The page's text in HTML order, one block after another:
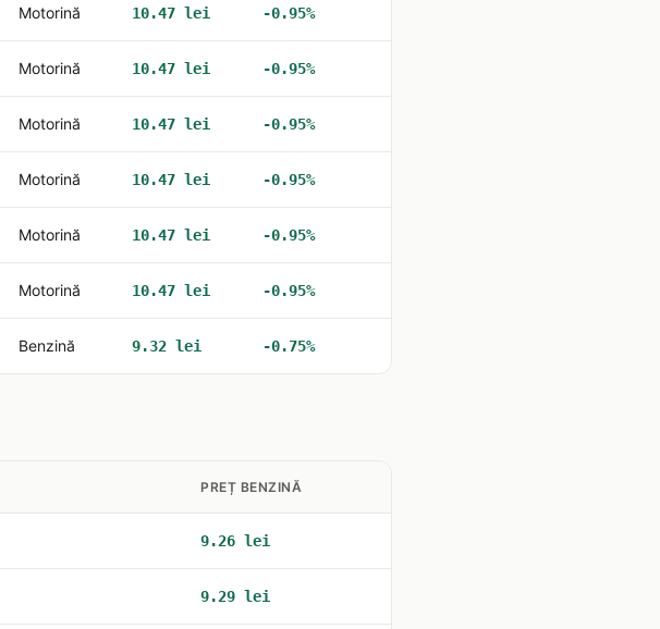
Motorină 10.47 lei -0.95%
Motorină 10.47 lei -0.95%
Motorină 10.47 lei -0.95%
Motorină 10.47 lei -0.95%
Motorină 10.47 lei -0.95%
Motorină 10.47 lei -0.95%
Benzină 9.32 lei -0.75%
PREȚ BENZINĂ
9.26 lei
9.29 lei